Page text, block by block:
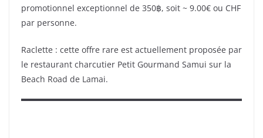
promotionnel exceptionnel de 350฿, soit ~ 9.00€ ou CHF
par personne.
Raclette : cette offre rare est actuellement proposée par
le restaurant charcutier Petit Gourmand Samui sur la
Beach Road de Lamai.